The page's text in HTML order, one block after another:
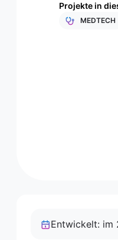
Projekte in
MEDTECH
Entwickelt: im